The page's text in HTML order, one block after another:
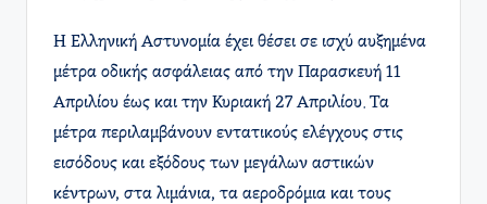
Η Ελληνική Αστυνομία έχει θέσει σε ισχύ αυξημένα
μέτρα οδικής ασφάλειας από την Παρασκευή 11
Απριλίου έως και την Κυριακή 27 Απριλίου. Τα
μέτρα περιλαμβάνουν εντατικούς ελέγχους στις
εισόδους και εξόδους των μεγάλων αστικών
κέντρων, στα λιμάνια, τα αεροδρόμια και τους